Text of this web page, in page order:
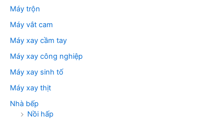
Máy trộn
Máy vắt cam
Máy xay cầm tay
Máy xay công nghiệp
Máy xay sinh tố
Máy xay thịt
Nhà bếp
Nồi hấp